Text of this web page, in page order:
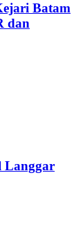
Batam
dan
Langgar